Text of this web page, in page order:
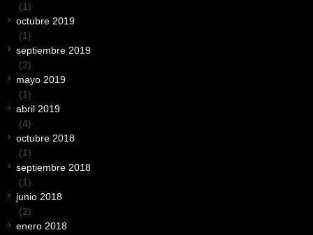
(1)
octubre 2019
(1)
septiembre 2019
(2)
mayo 2019
(1)
abril 2019
(4)
octubre 2018
(1)
septiembre 2018
(1)
junio 2018
(2)
enero 2018